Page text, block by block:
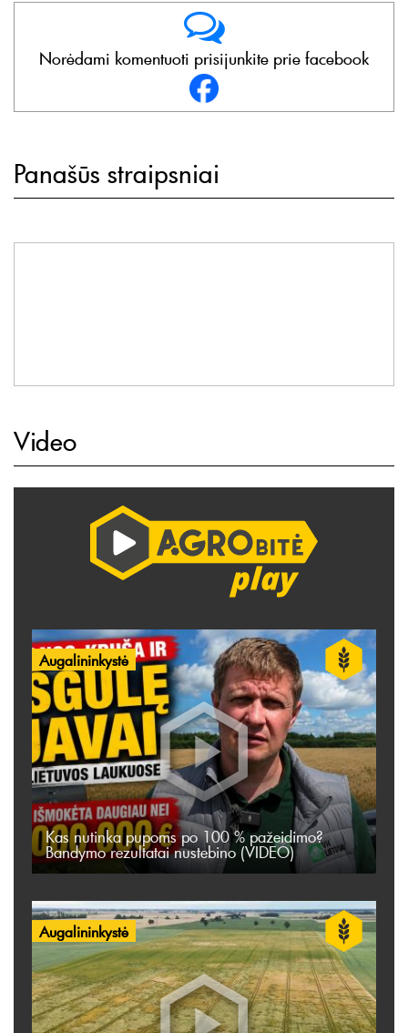
Norėdami komentuoti prisijunkite prie facebook
Panašūs straipsniai
Video
Augalininkystė
Kas nutinka pupoms po 100 % pažeidimo?
Bandymo rezultatai nustebino (VIDEO)
Augalininkystė